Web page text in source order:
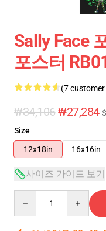
Sally Face
포스터
(7
₩34,106₩27,284
Size
12x18in
16x16in
사이즈 가이드 보기